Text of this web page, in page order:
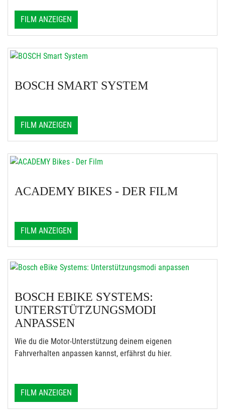
FILM ANZEIGEN
BOSCH SMART SYSTEM
FILM ANZEIGEN
ACADEMY BIKES - DER FILM
FILM ANZEIGEN
BOSCH EBIKE SYSTEMS:
UNTERSTÜTZUNGSMODI
ANPASSEN
Wie du die Motor-Unterstützung deinem eigenen
Fahrverhalten anpassen kannst, erfährst du hier.
FILM ANZEIGEN